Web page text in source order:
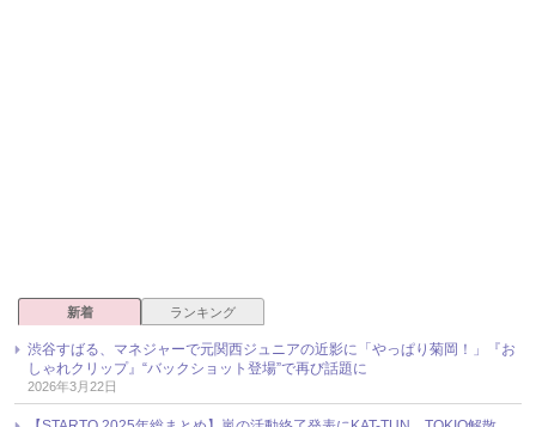
新着 ランキング
渋谷すばる、マネジャーで元関西ジュニアの近影に「やっぱり菊岡！」『お
しゃれクリップ』“バックショット登場”で再び話題に
2026年3月22日